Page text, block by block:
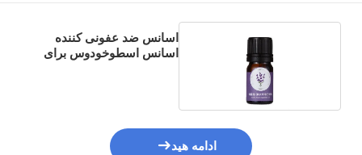
اسانس ضد عفونی کننده
اسانس اسطوخودوس برای
ادامه هید